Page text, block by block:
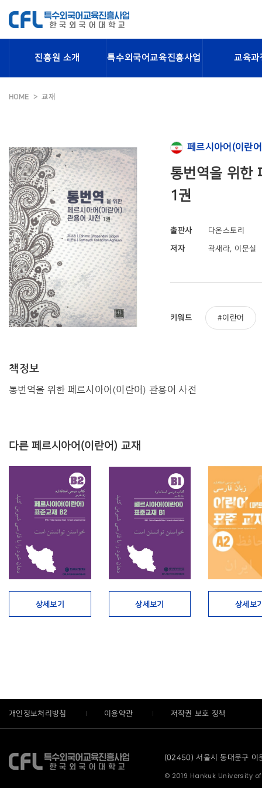
진흥원 소개 특수외국어교육진흥사업 교육과
HOME 교재
페르시아어(이란
통번역을 위한
1권
출판사 다온스토리
저자 곽새라, 이문실
키워드 이란어
책정보
통번역을 위한 페르시아어(이란어) 관용어 사전
다른 페르시아어(이란어) 교재
상세보기 상세보기 상세보
개인정보처리방침 이용약관 저작권 보호 정책
(02450) 서울시 동대문구
© 2019 Hankuk University